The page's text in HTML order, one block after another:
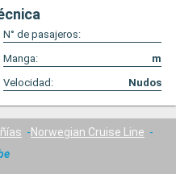
N° de pasajeros:
Manga:
m
Velocidad: Nudos
Norwegian Cruise Line